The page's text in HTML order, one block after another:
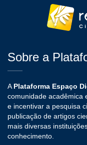
Sobre a
A Plataforma Espaço
comunidade acadêmica
e incentivar a pesquisa
publicação de artigos
mais diversas
conhecimento.